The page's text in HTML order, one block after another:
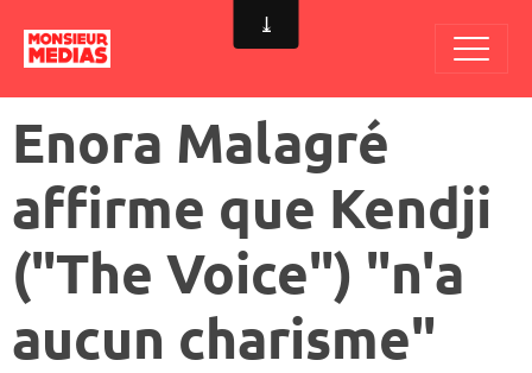
Enora Malagré
affirme que Kendji
("The Voice") "n'a
aucun charisme"